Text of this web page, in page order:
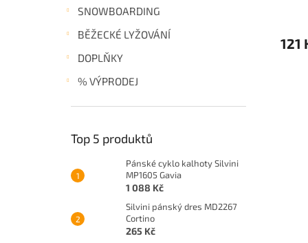
SNOWBOARDING
BĚŽECKÉ LYŽOVÁNÍ
DOPLŇKY
% VÝPRODEJ
Top 5 produktů
Pánské cyklo kalhoty Silvini
MP1605 Gavia
1 088 Kč
Silvini pánský dres MD2267
Cortino
265 Kč
121